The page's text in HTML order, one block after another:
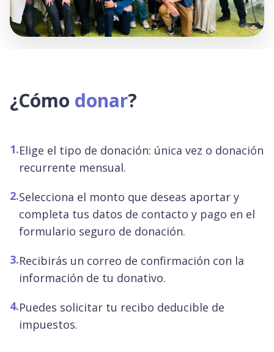
¿Cómo donar?
1.Elige el tipo de donación: única vez o donación
recurrente mensual.
2.Selecciona el monto que deseas aportar y
completa tus datos de contacto y pago en el
formulario seguro de donación.
3.Recibirás un correo de confirmación con la
información de tu donativo.
4.Puedes solicitar tu recibo deducible de
impuestos.